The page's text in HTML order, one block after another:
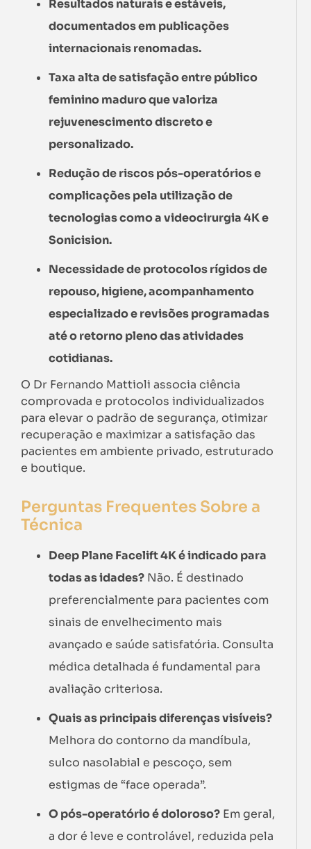
Resultados naturais e estáveis,
documentados em publicações
internacionais renomadas.
Taxa alta de satisfação entre público
feminino maduro que valoriza
rejuvenescimento discreto e
personalizado.
Redução de riscos pós-operatórios e
complicações pela utilização de
tecnologias como a videocirurgia 4K e
Sonicision.
Necessidade de protocolos rígidos de
repouso, higiene, acompanhamento
especializado e revisões programadas
até o retorno pleno das atividades
cotidianas.
O Dr Fernando Mattioli associa ciência
comprovada e protocolos individualizados
para elevar o padrão de segurança, otimizar
recuperação e maximizar a satisfação das
pacientes em ambiente privado, estruturado
e boutique.
Perguntas Frequentes Sobre a
Técnica
Deep Plane Facelift 4K é indicado para
todas as idades? Não. É destinado
preferencialmente para pacientes com
sinais de envelhecimento mais
avançado e saúde satisfatória. Consulta
médica detalhada é fundamental para
avaliação criteriosa.
Quais as principais diferenças visíveis?
Melhora do contorno da mandíbula,
sulco nasolabial e pescoço, sem
estigmas de “face operada”.
O pós-operatório é doloroso? Em geral,
a dor é leve e controlável, reduzida pela